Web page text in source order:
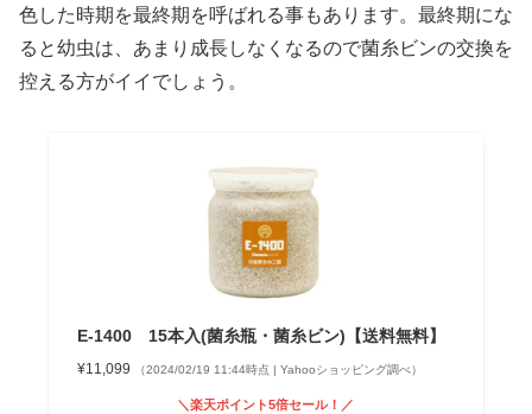
色した時期を最終期を呼ばれる事もあります。最終期にな
ると幼虫は、あまり成長しなくなるので菌糸ビンの交換を
控える方がイイでしょう。
E-1400 15本入(菌糸瓶・菌糸ビン)【送料無料】
¥11,099 （2024/02/19 11:44時点 | Yahooショッピング調べ）
＼楽天ポイント5倍セール！／